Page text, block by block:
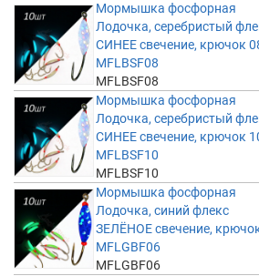
Мормышка фосфорная
Лодочка, серебристый
СИНЕЕ свечение, крючок
MFLBSF08
MFLBSF08
Мормышка фосфорная
Лодочка, серебристый
СИНЕЕ свечение, крючок
MFLBSF10
MFLBSF10
Мормышка фосфорная
Лодочка, синий флекс
ЗЕЛЁНОЕ свечение,
MFLGBF06
MFLGBF06